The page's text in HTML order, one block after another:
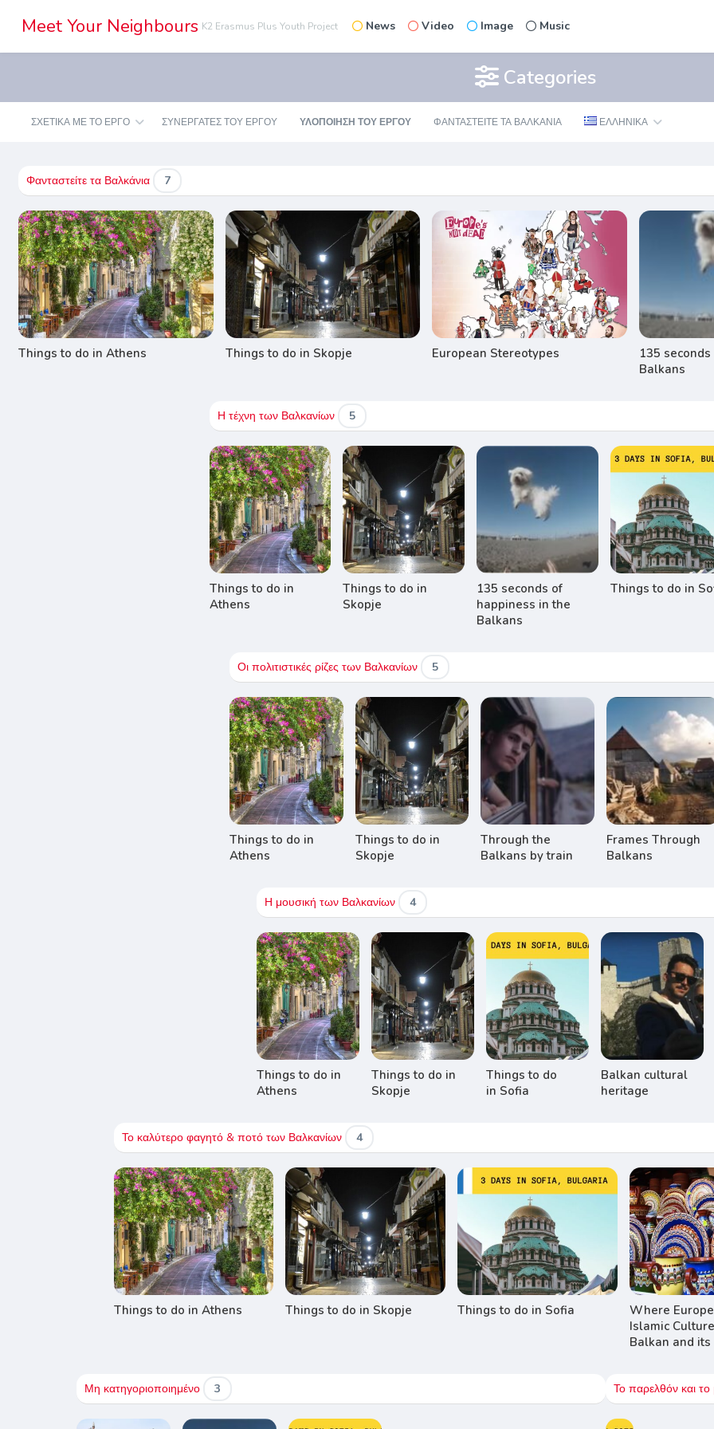
Meet Your Neighbours K2 Erasmus Plus Youth Project News Video Image Music
Categories
ΣΧΕΤΙΚΑ ΜΕ ΤΟ ΕΡΓΟ ΣΥΝΕΡΓΆΤΕΣ ΤΟΥ ΈΡΓΟΥ ΥΛΟΠΟΙΗΣΗ ΤΟΥ ΕΡΓΟΥ ΦΑΝΤΑΣΤΕΊΤΕ ΤΑ ΒΑΛΚΆΝΙΑ ΕΛΛΗΝΙΚΆ
Φανταστείτε τα Βαλκάνια 7
Things to do in Athens Things to do in Skopje European Stereotypes
135
Balkans
Η τέχνη των Βαλκανίων 5
Things to do in
Athens
Things to do in
Skopje
135 seconds of
happiness in the
Balkans
Things to do in
Οι πολιτιστικές ρίζες των Βαλκανίων 5
Things to do in
Athens
Things to do in
Skopje
Through the
Balkans by train
Frames Through
Balkans
Η μουσική των Βαλκανίων 4
Things to do in
Athens
Things to do in
Skopje
Things to do
in Sofia
Balkan cultural
heritage
Το καλύτερο φαγητό & ποτό των Βαλκανίων 4
Things to do in Athens Things to do in Skopje Things to do in Sofia
Where
Islamic
Balkan and
Μη κατηγοριοποιημένο 3 Το παρελθόν και